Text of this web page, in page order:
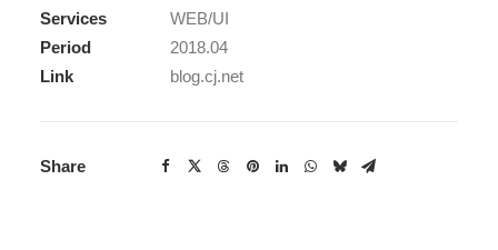
Services
WEB/UI
Period
2018.04
Link
blog.cj.net
Share